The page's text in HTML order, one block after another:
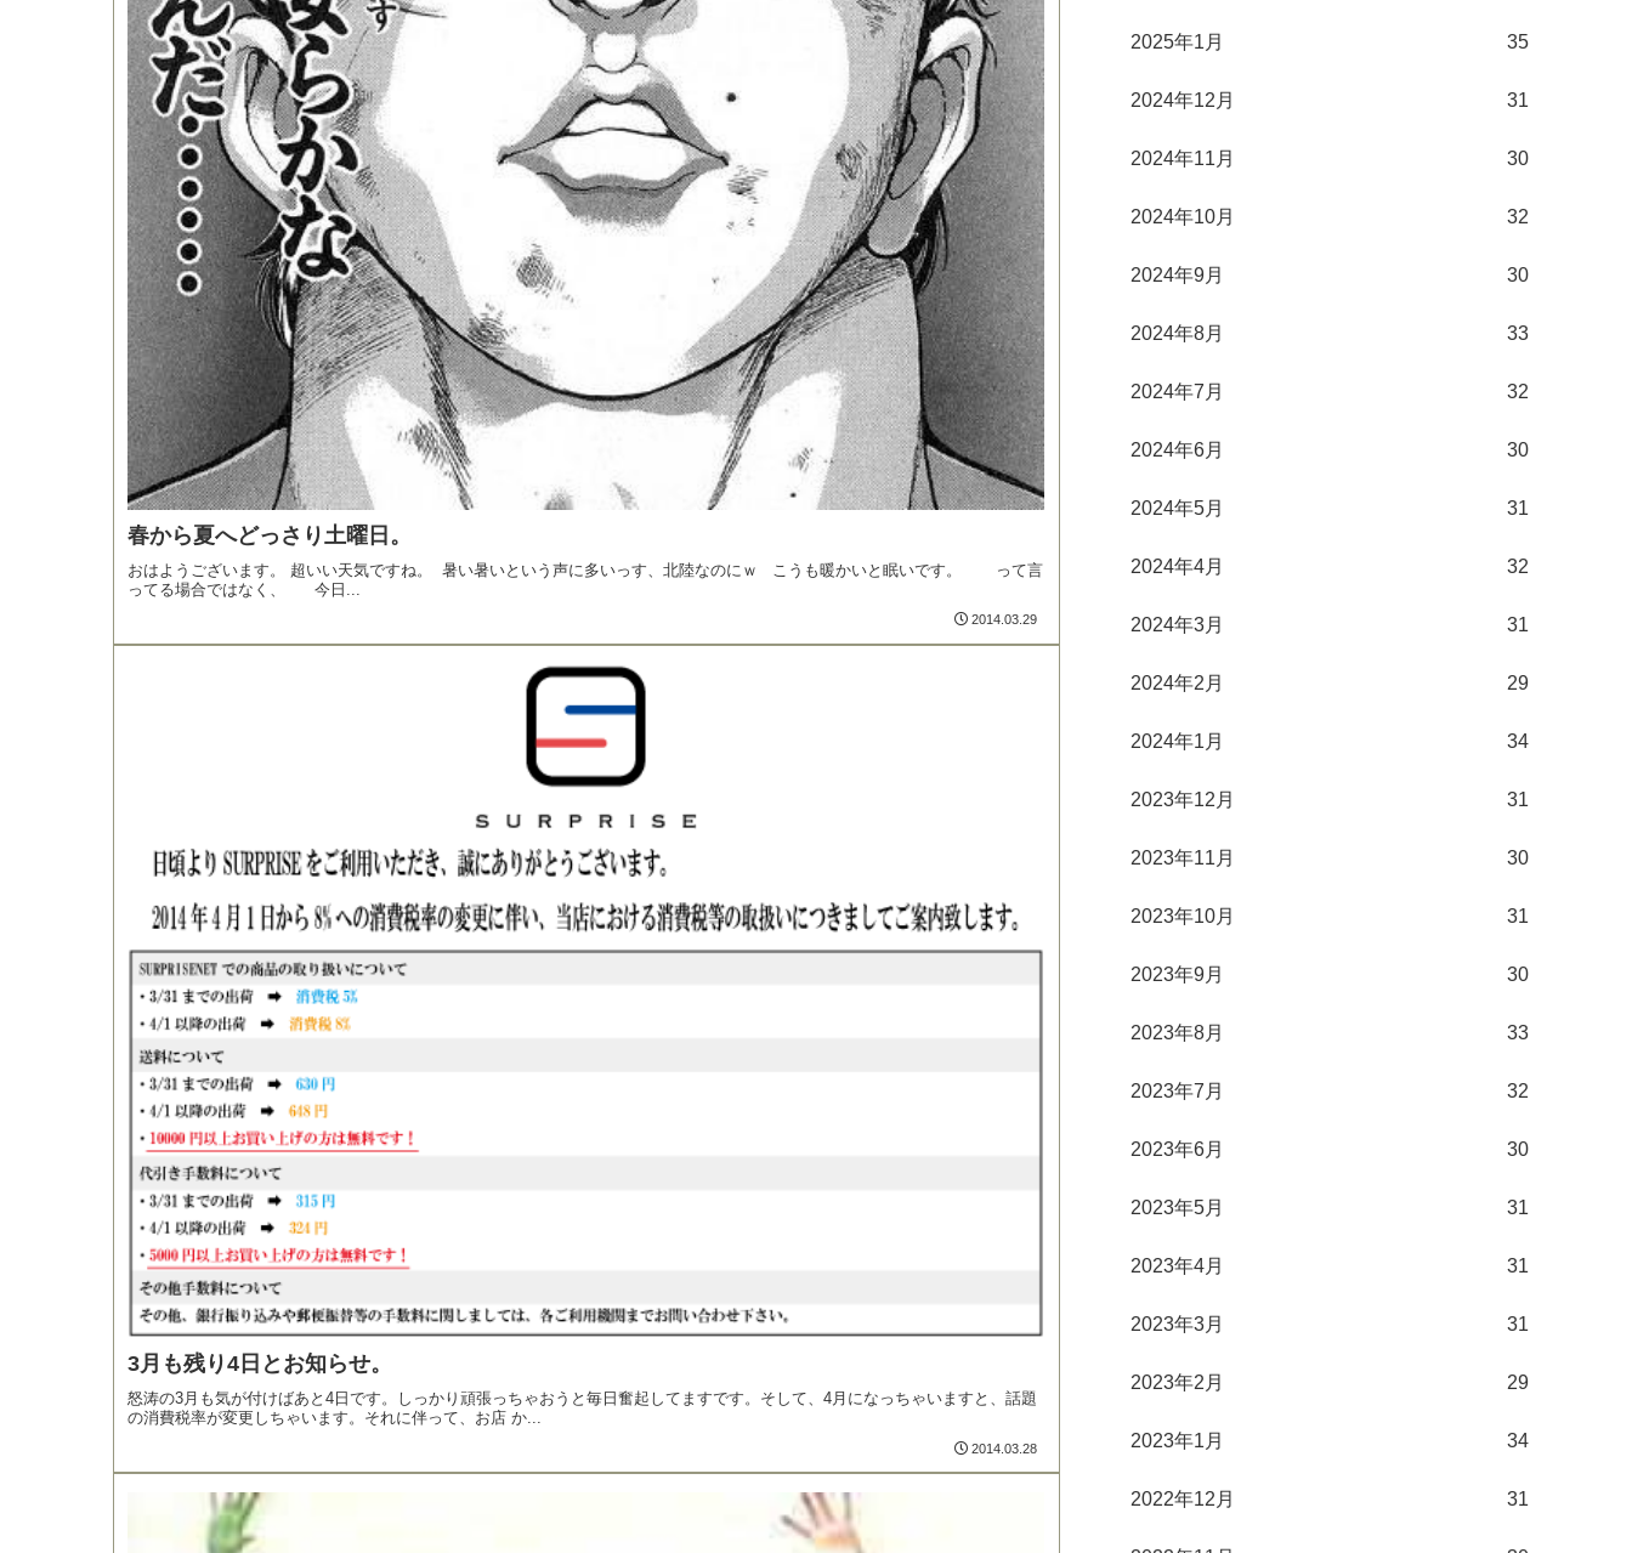
春から夏へどっさり土曜日。
おはようございます。 超いい天気ですね。 暑い暑いという声に多いっす、北陸なのにｗ こうも暖かいと眠いです。 って言
ってる場合ではなく、 今日...
2014.03.29
3月も残り4日とお知らせ。
怒涛の3月も気が付けばあと4日です。しっかり頑張っちゃおうと毎日奮起してますです。そして、4月になっちゃいますと、話題
の消費税率が変更しちゃいます。それに伴って、お店 か...
2014.03.28
2025年1月 35
2024年12月 31
2024年11月 30
2024年10月 32
2024年9月 30
2024年8月 33
2024年7月 32
2024年6月 30
2024年5月 31
2024年4月 32
2024年3月 31
2024年2月 29
2024年1月 34
2023年12月 31
2023年11月 30
2023年10月 31
2023年9月 30
2023年8月 33
2023年7月 32
2023年6月 30
2023年5月 31
2023年4月 31
2023年3月 31
2023年2月 29
2023年1月 34
2022年12月 31